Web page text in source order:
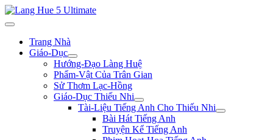
Trang Nhà
Giáo-Dục
Hướng-Đạo Làng Huệ
Phẩm-Vật Của Trân Gian
Sử Thơm Lạc-Hồng
Giáo-Dục Thiếu Nhi
Tài-Liệu Tiếng Anh Cho Thiếu Nhi
Bài Hát Tiếng Anh
Truyện Kể Tiếng Anh